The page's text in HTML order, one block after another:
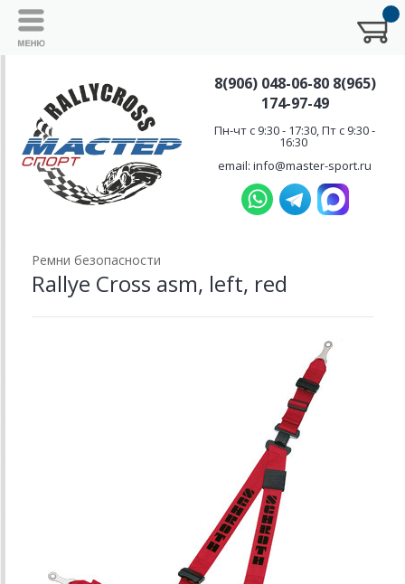
8(906) 048-06-80 8(965)
174-97-49
Пн-чт с 9:30 - 17:30, Пт с 9:30 -
16:30
email: info@master-sport.ru
Ремни безопасности
Rallye Cross asm, left, red